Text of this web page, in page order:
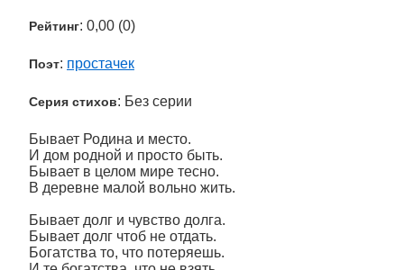
Рейтинг: 0,00 (0)
Поэт: простачек
Серия стихов: Без серии
Бывает Родина и место.
И дом родной и просто быть.
Бывает в целом мире тесно.
В деревне малой вольно жить.
Бывает долг и чувство долга.
Бывает долг чтоб не отдать.
Богатства то, что потеряешь.